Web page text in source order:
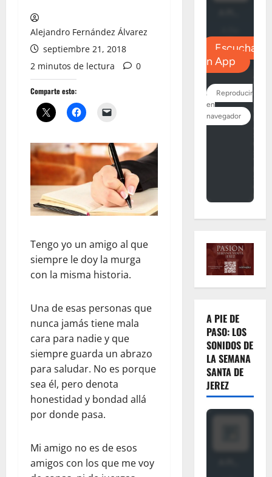
Alejandro Fernández Álvarez
septiembre 21, 2018
2 minutos de lectura
0
Comparte esto:
Tengo yo un amigo al que
siempre le doy la murga
con la misma historia.
Una de esas personas que
nunca jamás tiene mala
cara para nadie y que
siempre guarda un abrazo
para saludar. No es porque
sea él, pero denota
honestidad y bondad allá
por donde pasa.
Mi amigo no es de esos
amigos con los que me voy
A PIE DE
PASO: LOS
SONIDOS DE
LA SEMANA
SANTA DE
JEREZ